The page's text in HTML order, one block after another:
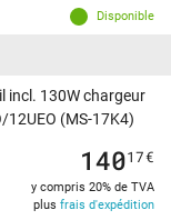
Disponible
incl. 130W chargeur
12UEO (MS-17K4)
14017€
y compris 20% de TVA
plus frais d'expédition